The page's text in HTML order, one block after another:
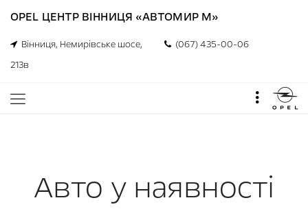
OPEL ЦЕНТР ВІННИЦЯ «АВТОМИР М»
Вінниця, Немирівське шосе,
213в
(067) 435-00-06
Авто у наявності